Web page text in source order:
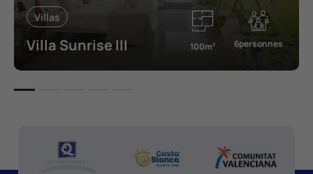
Villas
Villa Sunrise III 100m2 6personnes